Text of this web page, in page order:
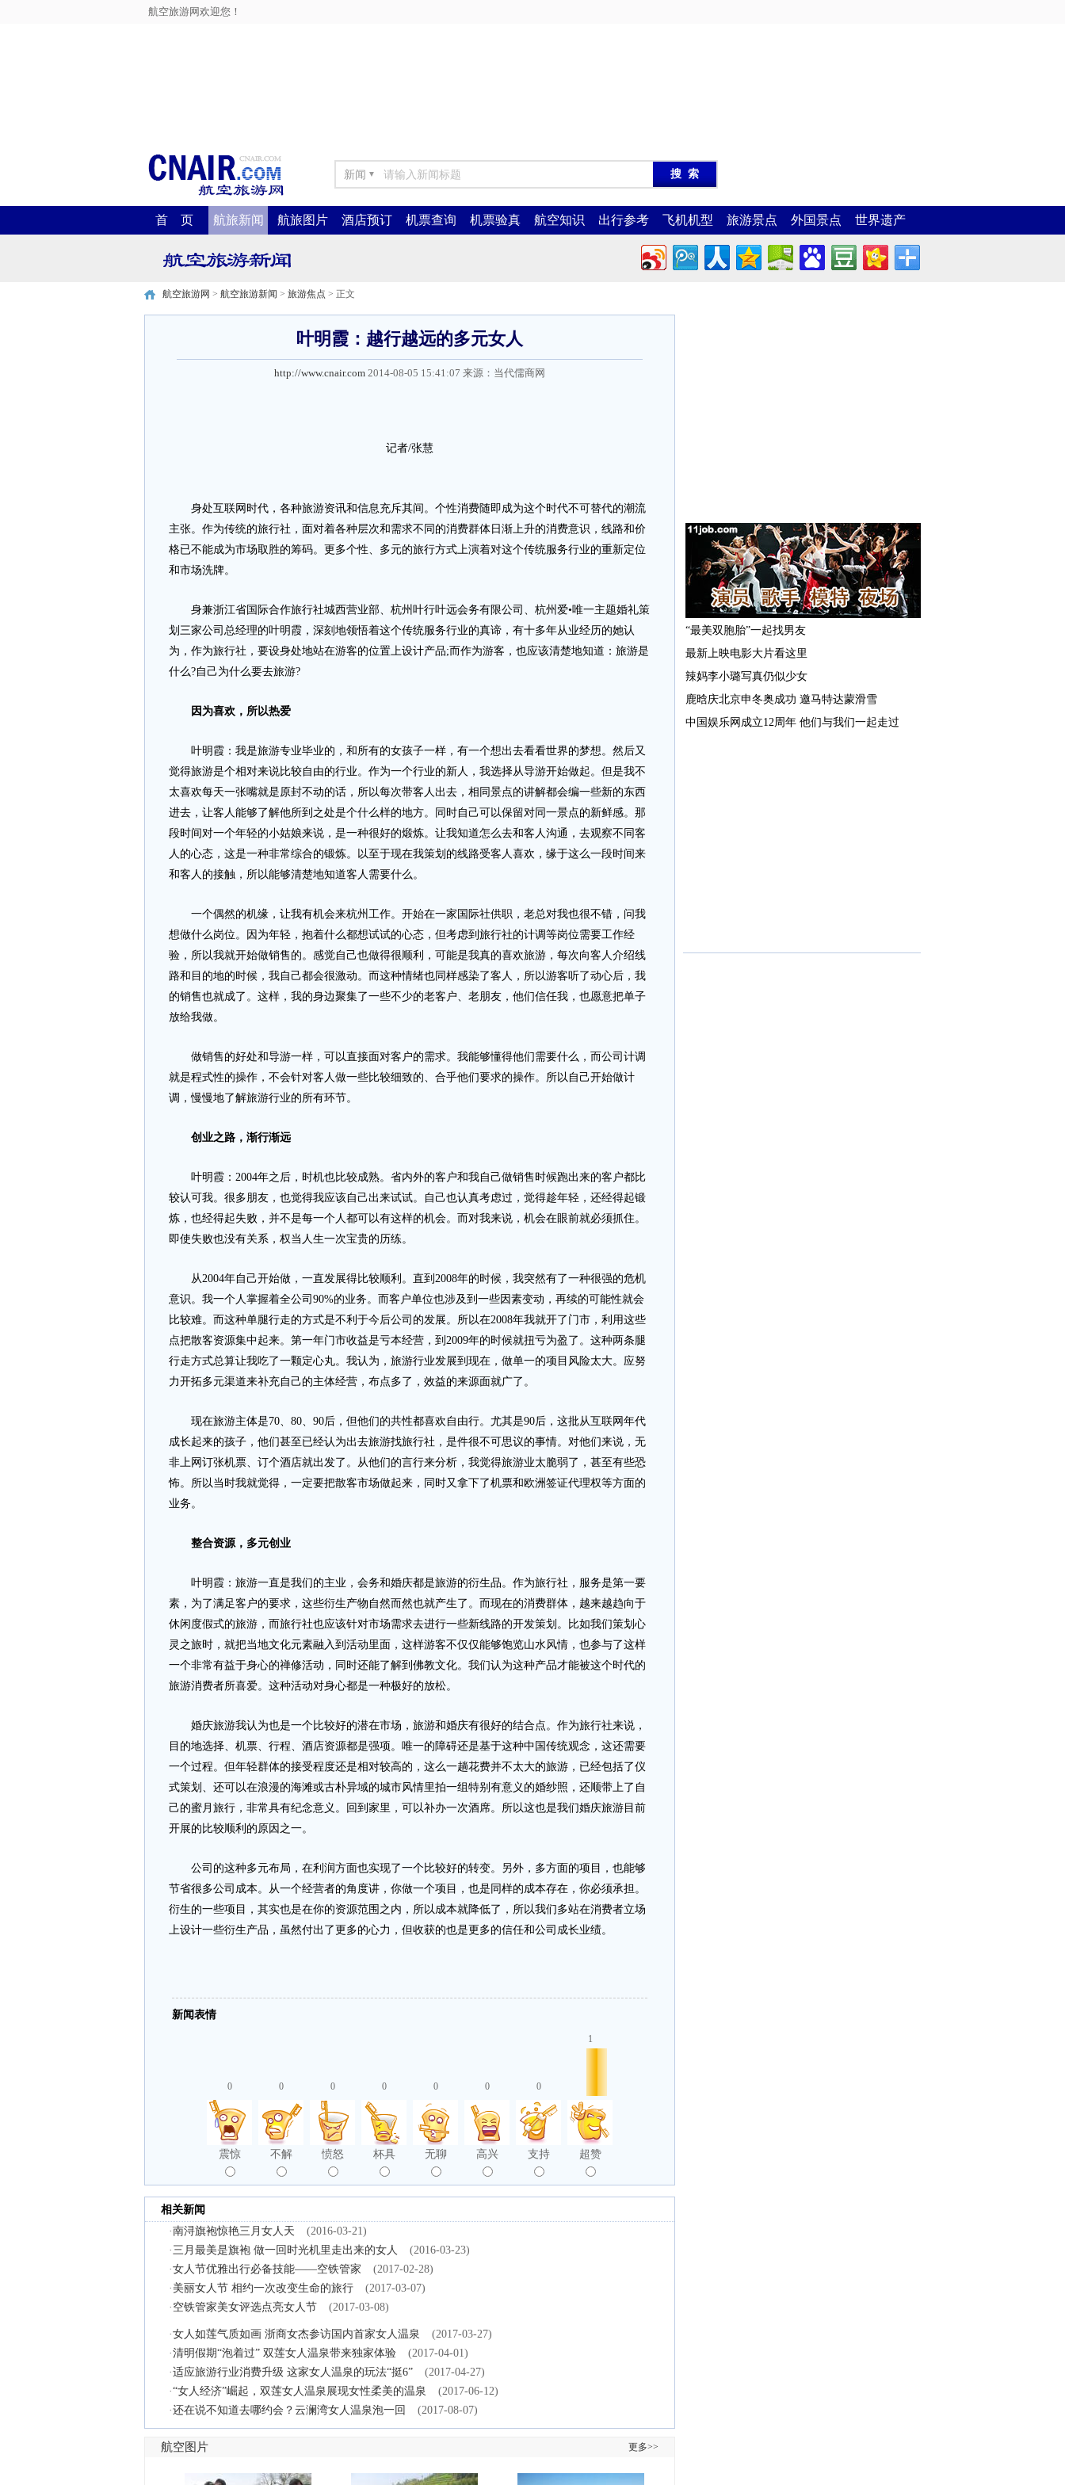
航空旅游网欢迎您！
新闻 ▼
首 页 航旅新闻 航旅图片 酒店预订 机票查询 机票验真 航空知识 出行参考 飞机机型 旅游景点 外国景点 世界遗产
航空旅游网 > 航空旅游新闻 > 旅游焦点 > 正文
叶明霞：越行越远的多元女人
http://www.cnair.com 2014-08-05 15:41:07 来源： 当代儒商网
记者/张慧
身处互联网时代，各种旅游资讯和信息充斥其间。个性消费随即成为这个时代不可替代的潮流
主张。作为传统的旅行社，面对着各种层次和需求不同的消费群体日渐上升的消费意识，线路和价
格已不能成为市场取胜的筹码。更多个性、多元的旅行方式上演着对这个传统服务行业的重新定位
和市场洗牌。
身兼浙江省国际合作旅行社城西营业部、杭州叶行叶远会务有限公司、杭州爱•唯一主题婚礼策
划三家公司总经理的叶明霞，深刻地领悟着这个传统服务行业的真谛，有十多年从业经历的她认
为，作为旅行社，要设身处地站在游客的位置上设计产品;而作为游客，也应该清楚地知道：旅游是
什么?自己为什么要去旅游?
因为喜欢，所以热爱
叶明霞：我是旅游专业毕业的，和所有的女孩子一样，有一个想出去看看世界的梦想。然后又
觉得旅游是个相对来说比较自由的行业。作为一个行业的新人，我选择从导游开始做起。但是我不
太喜欢每天一张嘴就是原封不动的话，所以每次带客人出去，相同景点的讲解都会编一些新的东西
进去，让客人能够了解他所到之处是个什么样的地方。同时自己可以保留对同一景点的新鲜感。那
段时间对一个年轻的小姑娘来说，是一种很好的煅炼。让我知道怎么去和客人沟通，去观察不同客
人的心态，这是一种非常综合的锻炼。以至于现在我策划的线路受客人喜欢，缘于这么一段时间来
和客人的接触，所以能够清楚地知道客人需要什么。
一个偶然的机缘，让我有机会来杭州工作。开始在一家国际社供职，老总对我也很不错，问我
想做什么岗位。因为年轻，抱着什么都想试试的心态，但考虑到旅行社的计调等岗位需要工作经
验，所以我就开始做销售的。感觉自己也做得很顺利，可能是我真的喜欢旅游，每次向客人介绍线
路和目的地的时候，我自己都会很激动。而这种情绪也同样感染了客人，所以游客听了动心后，我
的销售也就成了。这样，我的身边聚集了一些不少的老客户、老朋友，他们信任我，也愿意把单子
放给我做。
做销售的好处和导游一样，可以直接面对客户的需求。我能够懂得他们需要什么，而公司计调
就是程式性的操作，不会针对客人做一些比较细致的、合乎他们要求的操作。所以自己开始做计
调，慢慢地了解旅游行业的所有环节。
创业之路，渐行渐远
叶明霞：2004年之后，时机也比较成熟。省内外的客户和我自己做销售时候跑出来的客户都比
较认可我。很多朋友，也觉得我应该自己出来试试。自己也认真考虑过，觉得趁年轻，还经得起锻
炼，也经得起失败，并不是每一个人都可以有这样的机会。而对我来说，机会在眼前就必须抓住。
即使失败也没有关系，权当人生一次宝贵的历练。
从2004年自己开始做，一直发展得比较顺利。直到2008年的时候，我突然有了一种很强的危机
意识。我一个人掌握着全公司90%的业务。而客户单位也涉及到一些因素变动，再续的可能性就会
比较难。而这种单腿行走的方式是不利于今后公司的发展。所以在2008年我就开了门市，利用这些
点把散客资源集中起来。第一年门市收益是亏本经营，到2009年的时候就扭亏为盈了。这种两条腿
行走方式总算让我吃了一颗定心丸。我认为，旅游行业发展到现在，做单一的项目风险太大。应努
力开拓多元渠道来补充自己的主体经营，布点多了，效益的来源面就广了。
现在旅游主体是70、80、90后，但他们的共性都喜欢自由行。尤其是90后，这批从互联网年代
成长起来的孩子，他们甚至已经认为出去旅游找旅行社，是件很不可思议的事情。对他们来说，无
非上网订张机票、订个酒店就出发了。从他们的言行来分析，我觉得旅游业太脆弱了，甚至有些恐
怖。所以当时我就觉得，一定要把散客市场做起来，同时又拿下了机票和欧洲签证代理权等方面的
业务。
整合资源，多元创业
叶明霞：旅游一直是我们的主业，会务和婚庆都是旅游的衍生品。作为旅行社，服务是第一要
素，为了满足客户的要求，这些衍生产物自然而然也就产生了。而现在的消费群体，越来越趋向于
休闲度假式的旅游，而旅行社也应该针对市场需求去进行一些新线路的开发策划。比如我们策划心
灵之旅时，就把当地文化元素融入到活动里面，这样游客不仅仅能够饱览山水风情，也参与了这样
一个非常有益于身心的禅修活动，同时还能了解到佛教文化。我们认为这种产品才能被这个时代的
旅游消费者所喜爱。这种活动对身心都是一种极好的放松。
婚庆旅游我认为也是一个比较好的潜在市场，旅游和婚庆有很好的结合点。作为旅行社来说，
目的地选择、机票、行程、酒店资源都是强项。唯一的障碍还是基于这种中国传统观念，这还需要
一个过程。但年轻群体的接受程度还是相对较高的，这么一趟花费并不太大的旅游，已经包括了仪
式策划、还可以在浪漫的海滩或古朴异域的城市风情里拍一组特别有意义的婚纱照，还顺带上了自
己的蜜月旅行，非常具有纪念意义。回到家里，可以补办一次酒席。所以这也是我们婚庆旅游目前
开展的比较顺利的原因之一。
公司的这种多元布局，在利润方面也实现了一个比较好的转变。另外，多方面的项目，也能够
节省很多公司成本。从一个经营者的角度讲，你做一个项目，也是同样的成本存在，你必须承担。
衍生的一些项目，其实也是在你的资源范围之内，所以成本就降低了，所以我们多站在消费者立场
上设计一些衍生产品，虽然付出了更多的心力，但收获的也是更多的信任和公司成长业绩。
新闻表情
0
震惊
0
不解
0
愤怒
0
杯具
0
无聊
0
高兴
0
支持
1
超赞
相关新闻
·南浔旗袍惊艳三月女人天
(2016-03-21)
·三月最美是旗袍 做一回时光机里走出来的女人
(2016-03-23)
·女人节优雅出行必备技能——空铁管家
(2017-02-28)
· 美丽女人节 相约一次改变生命的旅行
(2017-03-07)
· 空铁管家美女评选点亮女人节 (2017-03-08)
·女人如莲气质如画 浙商女杰参访国内首家女人温泉
(2017-03-27)
·清明假期“泡着过” 双莲女人温泉带来独家体验
(2017-04-01)
·适应旅游行业消费升级 这家女人温泉的玩法“挺6”
(2017-04-27)
·“女人经济”崛起，双莲女人温泉展现女性柔美的温泉
(2017-06-12)
·还在说不知道去哪约会？云澜湾女人温泉泡一回 (2017-08-07)
航空图片 更多>>